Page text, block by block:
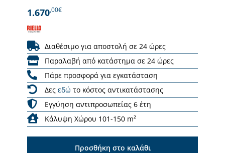
1.670,00€
Διαθέσιμο για αποστολή σε 24 ώρες
Παραλαβή από κατάστημα σε 24 ώρες
Πάρε προσφορά για εγκατάσταση
Δες εδώ το κόστος αντικατάστασης
Εγγύηση αντιπροσωπείας 6 έτη
Κάλυψη Χώρου 101-150 m²
Προσθήκη στο καλάθι